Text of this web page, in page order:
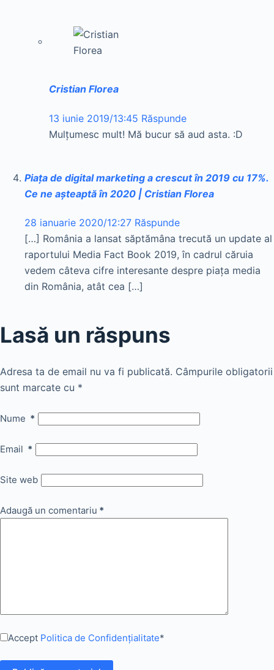
Cristian Florea
13 iunie 2019/13:45 Răspunde
Mulțumesc mult! Mă bucur să aud asta. :D
Piața de digital marketing a crescut în 2019 cu 17%.
Ce ne așteaptă în 2020 | Cristian Florea
28 ianuarie 2020/12:27 Răspunde
[…] România a lansat săptămâna trecută un update al
raportului Media Fact Book 2019, în cadrul căruia
vedem câteva cifre interesante despre piața media
din România, atât cea […]
Lasă un răspuns
Adresa ta de email nu va fi publicată. Câmpurile obligatorii
sunt marcate cu *
Nume *
Email *
Site web
Adaugă un comentariu *
Accept Politica de Confidențialitate*